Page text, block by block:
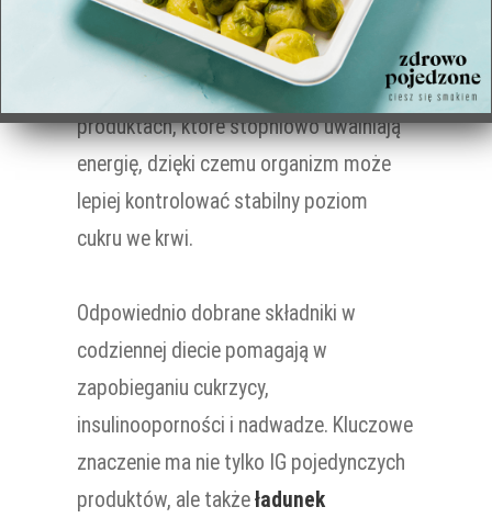
głodu, zmęczenia i problemów z
koncentracją. Z kolei dieta o niskim
indeksie glikemicznym opiera się na
produktach, które stopniowo uwalniają
energię, dzięki czemu organizm może
lepiej kontrolować stabilny poziom
cukru we krwi.
Odpowiednio dobrane składniki w
codziennej diecie pomagają w
zapobieganiu cukrzycy,
insulinooporności i nadwadze. Kluczowe
znaczenie ma nie tylko IG pojedynczych
produktów, ale takżeładunek